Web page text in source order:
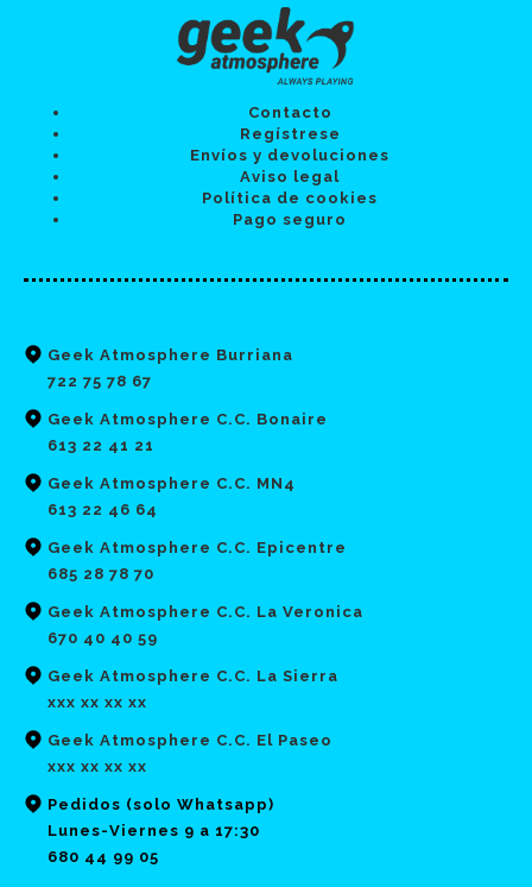
Contacto
Regístrese
Envíos y devoluciones
Aviso legal
Política de cookies
Pago seguro
Geek Atmosphere Burriana
722 75 78 67
Geek Atmosphere C.C. Bonaire
613 22 41 21
Geek Atmosphere C.C. MN4
613 22 46 64
Geek Atmosphere C.C. Epicentre
685 28 78 70
Geek Atmosphere C.C. La Veronica
670 40 40 59
Geek Atmosphere C.C. La Sierra
xxx xx xx xx
Geek Atmosphere C.C. El Paseo
xxx xx xx xx
Pedidos (solo Whatsapp)
Lunes-Viernes 9 a 17:30
680 44 99 05